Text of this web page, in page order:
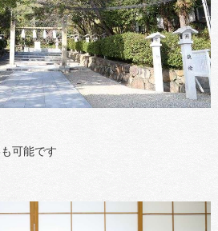
可能です